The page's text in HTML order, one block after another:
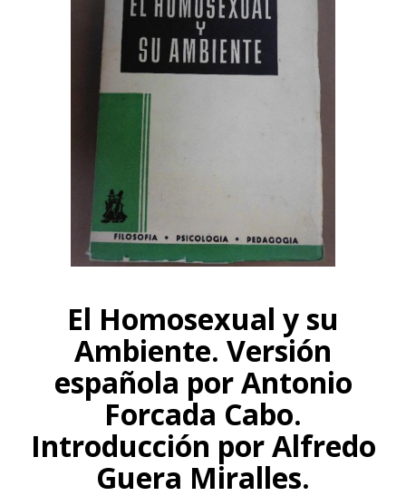
El Homosexual y su
Ambiente. Versión
española por Antonio
Forcada Cabo.
Introducción por Alfredo
Guera Miralles.